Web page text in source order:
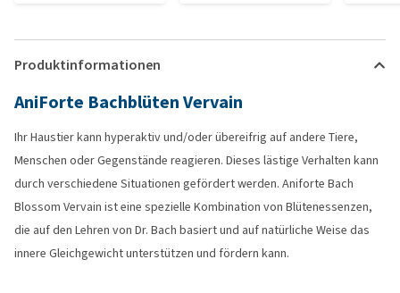
Produktinformationen
AniForte Bachblüten Vervain
Ihr Haustier kann hyperaktiv und/oder übereifrig auf andere Tiere,
Menschen oder Gegenstände reagieren. Dieses lästige Verhalten kann
durch verschiedene Situationen gefördert werden. Aniforte Bach
Blossom Vervain ist eine spezielle Kombination von Blütenessenzen,
die auf den Lehren von Dr. Bach basiert und auf natürliche Weise das
innere Gleichgewicht unterstützen und fördern kann.